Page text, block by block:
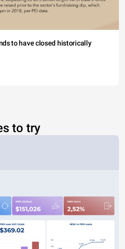
to have closed historically
to try